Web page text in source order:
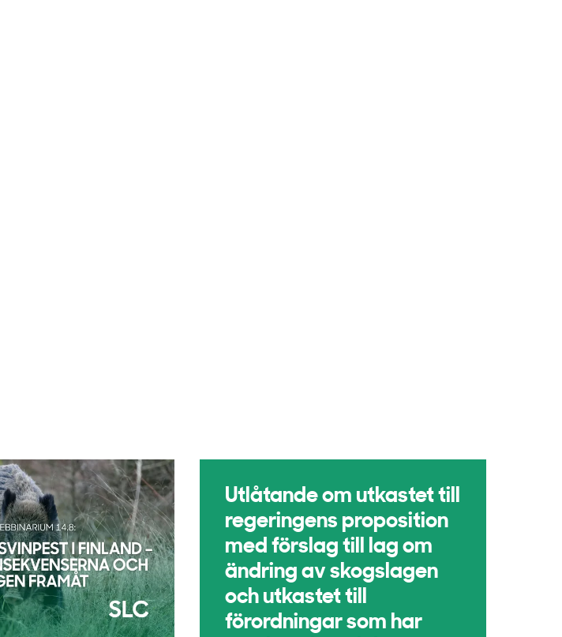
Utlåtande om utkastet till
regeringens proposition
med förslag till lag om
ändring av skogslagen
och utkastet till
förordningar som har